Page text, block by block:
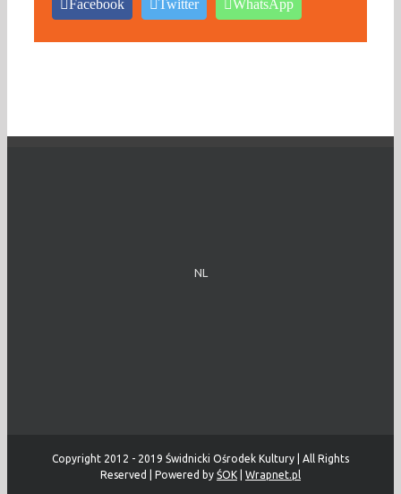
Facebook Twitter WhatsApp
NL
Copyright 2012 - 2019 Świdnicki Ośrodek Kultury | All Rights
Reserved | Powered by ŚOK Wrapnet.pl